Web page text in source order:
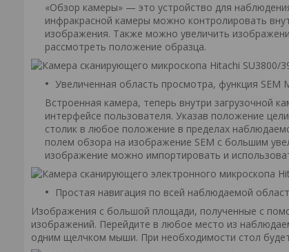
«Обзор камеры» — это устройство для
инфракрасной камеры можно контролировать
изображения. Также можно увеличить
рассмотреть положение образца.
Увеличенная область просмотра, функция SEM
Встроенная камера, теперь внутри загрузочной
интерфейсе пользователя. Указав положение
столик в любое положение в пределах
полем обзора на изображение SEM с большим
изображение можно импортировать и
Простая навигация по всей наблюдаемой
Изображения с большой площади, полученные с
изображений. Перейдите в любое место из
одним щелчком мыши. При необходимости стол